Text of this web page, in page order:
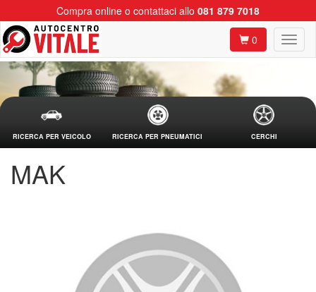
Compra online o contattaci allo 081 879 7018
0
RICERCA PER VEICOLO RICERCA PER PNEUMATICI CERCHI
MAK